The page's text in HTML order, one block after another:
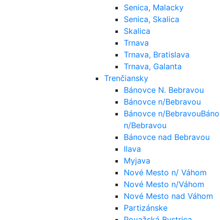
Senica, Malacky
Senica, Skalica
Skalica
Trnava
Trnava, Bratislava
Trnava, Galanta
Trenčiansky
Bánovce N. Bebravou
Bánovce n/Bebravou
Bánovce n/
n/Bebravou
Bánovce nad Bebravou
Ilava
Myjava
Nové Mesto n/ Váhom
Nové Mesto n/Váhom
Nové Mesto nad Váhom
Partizánske